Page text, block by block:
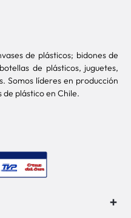
de plásticos; bidones de
de plásticos, juguetes,
Somos líderes en producción
plástico en Chile.